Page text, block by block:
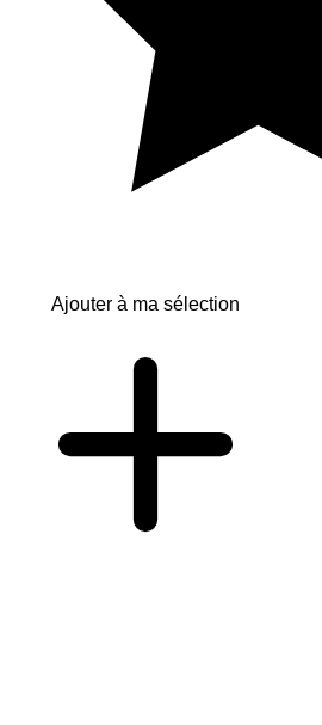
Ajouter à ma sélection